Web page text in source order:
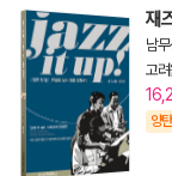
재
남
고
양